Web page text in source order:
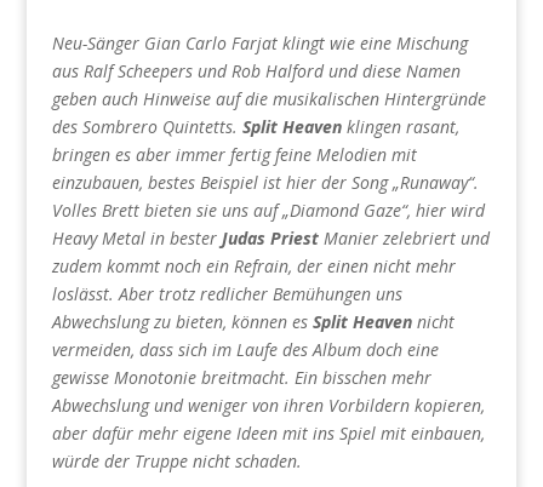
Neu-Sänger Gian Carlo Farjat klingt wie eine Mischung
aus Ralf Scheepers und Rob Halford und diese Namen
geben auch Hinweise auf die musikalischen Hintergründe
des Sombrero Quintetts. Split Heavenklingen rasant,
bringen es aber immer fertig feine Melodien mit
einzubauen, bestes Beispiel ist hier der Song „Runaway“.
Volles Brett bieten sie uns auf „Diamond Gaze“, hier wird
Heavy Metal in bester Judas PriestManier zelebriert und
zudem kommt noch ein Refrain, der einen nicht mehr
loslässt. Aber trotz redlicher Bemühungen uns
Abwechslung zu bieten, können es Split Heavennicht
vermeiden, dass sich im Laufe des Album doch eine
gewisse Monotonie breitmacht. Ein bisschen mehr
Abwechslung und weniger von ihren Vorbildern kopieren,
aber dafür mehr eigene Ideen mit ins Spiel mit einbauen,
würde der Truppe nicht schaden.